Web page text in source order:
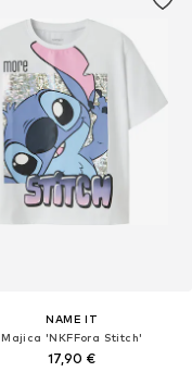
NAME IT
Majica 'NKFFora Stitch'
17,90 €